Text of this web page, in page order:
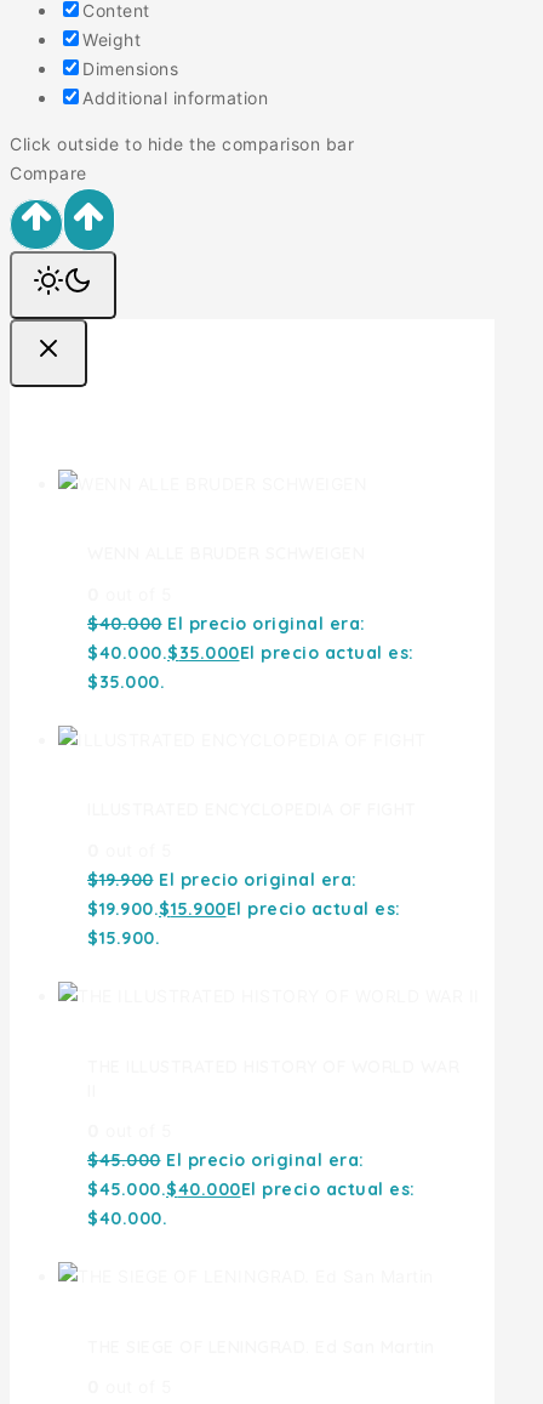
Content
Weight
Dimensions
Additional information
Click outside to hide the comparison bar
Compare
$40.000 El precio original era:
$40.000.$35.000El precio actual es:
$35.000.
$19.900 El precio original era:
$19.900.$15.900El precio actual es:
$15.900.
$45.000 El precio original era:
$45.000.$40.000El precio actual es:
$40.000.